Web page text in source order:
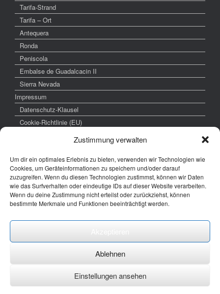
Zustimmung verwalten
Um dir ein optimales Erlebnis zu bieten, verwenden wir Technologien wie
Cookies, um Geräteinformationen zu speichern und/oder darauf
zuzugreifen. Wenn du diesen Technologien zustimmst, können wir Daten
wie das Surfverhalten oder eindeutige IDs auf dieser Website verarbeiten.
Wenn du deine Zustimmung nicht erteilst oder zurückziehst, können
bestimmte Merkmale und Funktionen beeinträchtigt werden.
Ablehnen
Einstellungen ansehen
Tarifa-Strand
Tarifa – Ort
Antequera
Ronda
Peniscola
Embalse de Guadalcacin II
Sierra Nevada
Impressum
Datenschutz-Klausel
Cookie-Richtlinie (EU)
weitere interessante Links
www.hochzeitsfoto-tk.de
www.fotografie-kraemer.de
E-Mail: thomas ( @) thomas-kraemer-fotografie.de
Ein Theme vonSiteOrigin